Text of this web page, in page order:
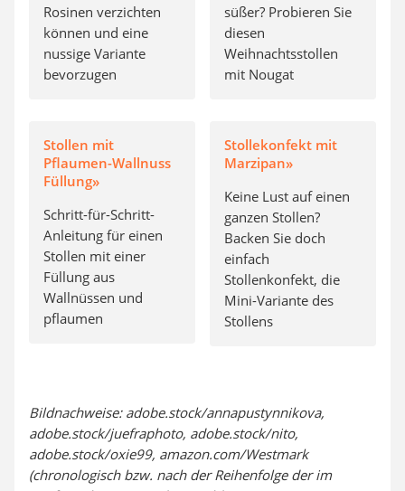
Rosinen verzichten
können und eine
nussige Variante
bevorzugen
süßer? Probieren Sie
diesen
Weihnachtsstollen
mit Nougat
Stollen mit
Pflaumen-Wallnuss
Füllung»
Schritt-für-Schritt-
Anleitung für einen
Stollen mit einer
Füllung aus
Wallnüssen und
pflaumen
Stollekonfekt mit
Marzipan»
Keine Lust auf einen
ganzen Stollen?
Backen Sie doch
einfach
Stollenkonfekt, die
Mini-Variante des
Stollens
Bildnachweise: adobe.stock/annapustynnikova,
adobe.stock/juefraphoto, adobe.stock/nito,
adobe.stock/oxie99, amazon.com/Westmark
(chronologisch bzw. nach der Reihenfolge der im